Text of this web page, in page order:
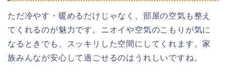
ただ冷やす・暖めるだけじゃなく、部屋の空気も整え
てくれるのが魅力です。ニオイや空気のこもりが気に
なるときでも、スッキリした空間にしてくれます。家
族みんなが安心して過ごせるのはうれしいですね。